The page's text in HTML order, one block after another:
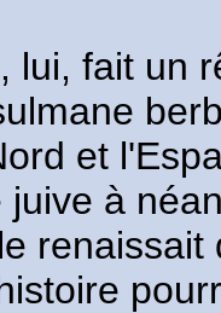
lui, fait un
et
juive à